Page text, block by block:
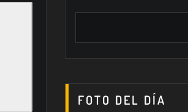
FOTO DEL DÍA